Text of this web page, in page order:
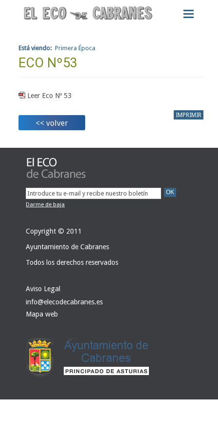
Está viendo: Primera Época
ECO Nº53
Leer Eco Nº 53
<< volver
IMPRIMIR
Darme de baja
Copyright © 2011
Ayuntamiento de Cabranes
Todos los derechos reservados
Aviso Legal
info@elecodecabranes.es
Mapa web